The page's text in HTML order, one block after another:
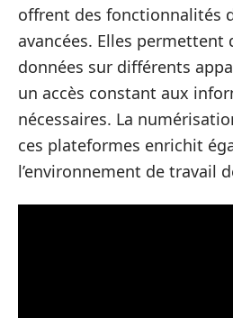
offrent des fonctionnalités
avancées. Elles permettent
données sur différents
un accès constant aux
nécessaires. La
ces plateformes enrichit
l’environnement de travail